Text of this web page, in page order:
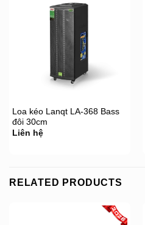
Loa kéo Lanqt LA-368 Bass
đôi 30cm
Liên hệ
RELATED PRODUCTS